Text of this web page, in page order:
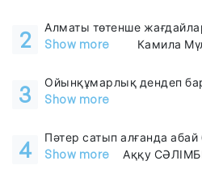
2
Алматы төтенше
Show more
Камила
3
Ойынқұмарлық дендеп
Show more
4
Пәтер сатып алғанда
Show more
Аққу